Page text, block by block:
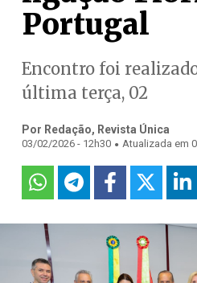
Portugal
Encontro foi
última terça, 02
Por Redação, Revista Única
03/02/2026 - 12h30 . Atualizada em